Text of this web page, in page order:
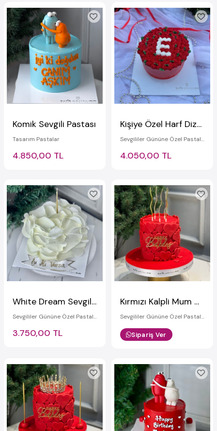
Komik Sevgili Pastası
Tasarım Pastalar
4.850,00 TL
Kişiye Özel Harf Dizaynlı Sevgililer Günü Pastası
Sevgililer Gününe Özel Pastalar
4.050,00 TL
White Dream Sevgililer Günü Pastası
Sevgililer Gününe Özel Pastalar
3.750,00 TL
Kırmızı Kalpli Mum Dekorlu Pasta
Sevgililer Gününe Özel Pastalar
Sipariş Ver